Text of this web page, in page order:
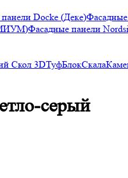
Docke (Деке)
Фасадные панели
Скол 3DТуфБлокСкала
серый